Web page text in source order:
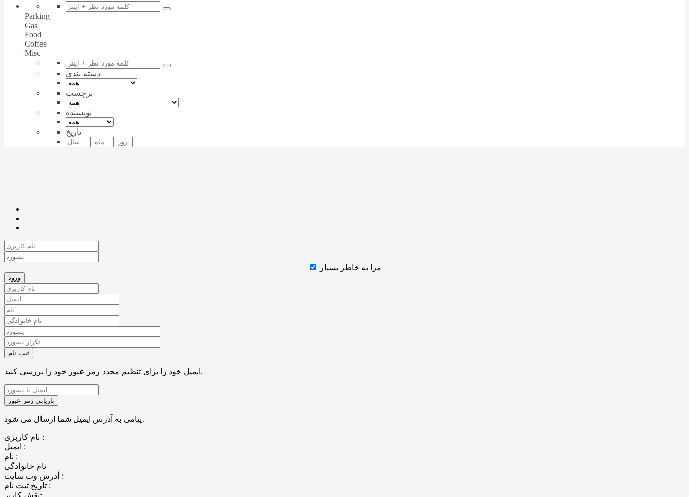
Parking
Gas
Food
Coffee
Misc
دسته بندی
برچسب
نویسنده
تاریخ
مرا به خاطر بسپار
ایمیل خود را برای تنظیم مجدد رمز عبور خود را بررسی کنید.
پیامی به آدرس ایمیل شما ارسال می شود.
نام کاربری :
ایمیل :
نام :
نام خانوادگی
آدرس وب سایت :
تاریخ ثبت نام :
نقش کاربر: